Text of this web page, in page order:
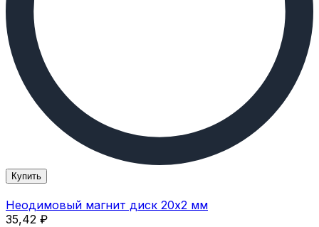
Купить
Неодимовый магнит диск 20х2 мм
35,42 ₽